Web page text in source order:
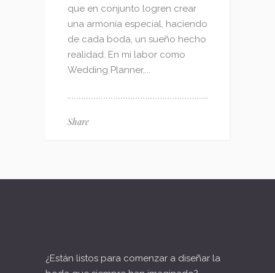
que en conjunto logren crear
una armonía especial, haciendo
de cada boda, un sueño hecho
realidad. En mi labor como
Wedding Planner,...
Share
¿Están listos para comenzar a diseñar la